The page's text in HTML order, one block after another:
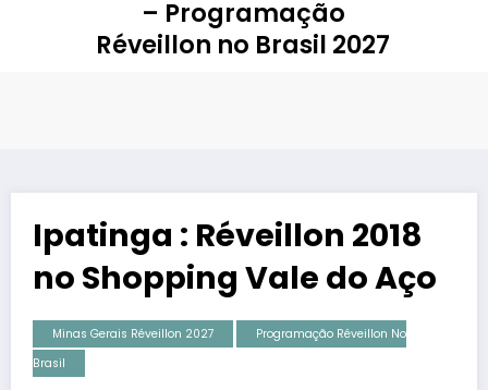
– Programação
Réveillon no Brasil 2027
Ipatinga : Réveillon 2018
no Shopping Vale do Aço
Minas Gerais Réveillon 2027
Programação Réveillon No
Brasil